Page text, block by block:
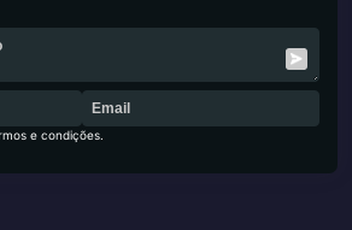
e condições.